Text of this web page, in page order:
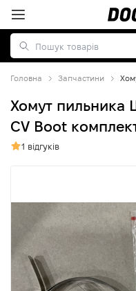
Головна Запчастини
Хомут пильника
CV Boot
1 відгуків